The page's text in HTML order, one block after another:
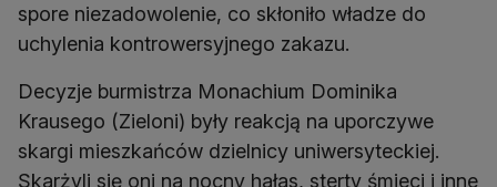
spore niezadowolenie, co skłoniło władze do
uchylenia kontrowersyjnego zakazu.
Decyzje burmistrza Monachium Dominika
Krausego (Zieloni) były reakcją na uporczywe
skargi mieszkańców dzielnicy uniwersyteckiej.
Skarżyli się oni na nocny hałas, sterty śmieci i inne